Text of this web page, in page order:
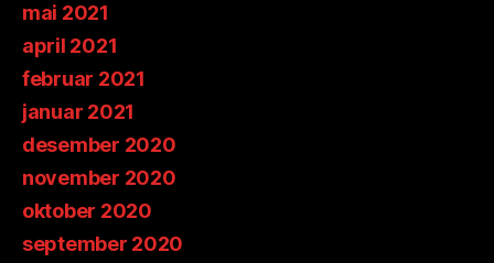
mai 2021
april 2021
februar 2021
januar 2021
desember 2020
november 2020
oktober 2020
september 2020